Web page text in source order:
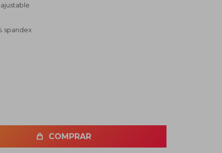
spandex
COMPRAR